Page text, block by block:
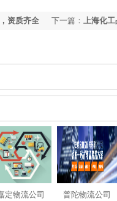
下一篇： 上海化
资质齐全
定物流公司 普陀物流公司